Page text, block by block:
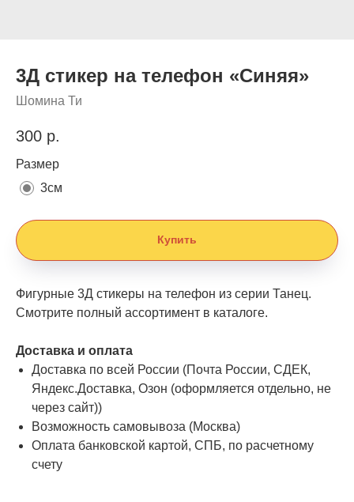
3Д стикер на телефон «Синяя»
Шомина Ти
300 р.
Размер
3см
Купить
Фигурные 3Д стикеры на телефон из серии Танец.
Смотрите полный ассортимент в каталоге.
Доставка и оплата
Доставка по всей России (Почта России, СДЕК,
Яндекс.Доставка, Озон (оформляется отдельно, не
через сайт))
Возможность самовывоза (Москва)
Оплата банковской картой, СПБ, по расчетному
счету